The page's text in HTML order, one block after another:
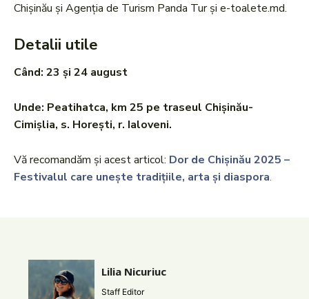
Chișinău și Agenția de Turism Panda Tur și e-toalete.md.
Detalii utile
Când: 23 și 24 august
Unde: Peatihatca, km 25 pe traseul Chișinău-
Cimișlia, s. Horești, r. Ialoveni.
Vă recomandăm și acest articol: Dor de Chișinău 2025 –
Festivalul care unește tradițiile, arta și diaspora.
Lilia Nicuriuc
Staff Editor